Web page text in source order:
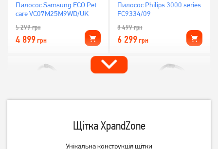
Пилосос Samsung ECO Pet
care VC07M25M9WD/UK
5 299грн
4 899грн
Пилосос Philips 3000 series
FC9334/09
8 499грн
6 299грн
Щітка XpandZone
Унікальна конструкція щітки